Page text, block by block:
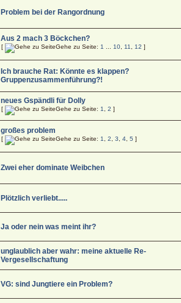
Problem bei der Rangordnung
Aus 2 mach 3 Böckchen?
[ Gehe zu Seite: 1 10 11 12 ]
Ich brauche Rat: Könnte es klappen?
Gruppenzusammenführung?!
neues Gspändli für Dolly
[ Gehe zu Seite: 1 ,2 ]
großes problem
[ Gehe zu Seite: 1 ,2 ,3 ,4 ,5 ]
Zwei eher dominate Weibchen
Plötzlich verliebt.....
Ja oder nein was meint ihr?
unglaublich aber wahr: meine aktuelle Re-
Vergesellschaftung
VG: sind Jungtiere ein Problem?